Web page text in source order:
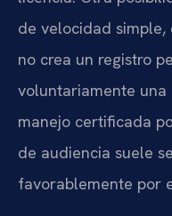
de velocidad
no crea un registro
voluntariamente
manejo certificada
de audiencia suele
favorablemente por